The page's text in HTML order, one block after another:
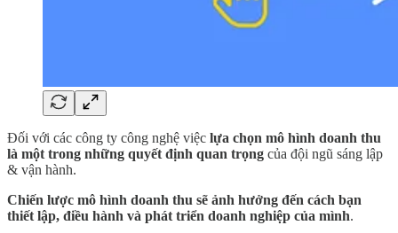
Đối với các công ty công nghệ việc lựa chọn mô hình doanh thu
là một trong những quyết định quan trọng của đội ngũ sáng lập
& vận hành.
Chiến lược mô hình doanh thu sẽ ảnh hưởng đến cách bạn
thiết lập, điều hành và phát triển doanh nghiệp của mình.